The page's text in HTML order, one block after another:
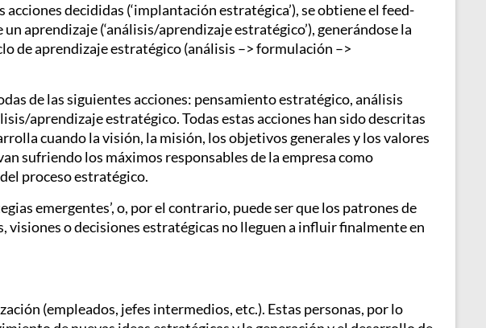
acciones decididas (‘implantación estratégica’), se obtiene el feed-
aprendizaje (‘análisis/aprendizaje estratégico’), generándose la
de aprendizaje estratégico (análisis –> formulación –>
de las siguientes acciones: pensamiento estratégico, análisis
aprendizaje estratégico. Todas estas acciones han sido descritas
cuando la visión, la misión, los objetivos generales y los valores
sufriendo los máximos responsables de la empresa como
proceso estratégico.
emergentes’, o, por el contrario, puede ser que los patrones de
o decisiones estratégicas no lleguen a influir finalmente en
(empleados, jefes intermedios, etc.). Estas personas, por lo